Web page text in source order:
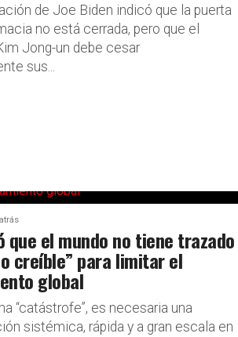
de Joe Biden indicó que la puerta
no está cerrada, pero que el
Jong-un debe cesar
sus...
que el mundo no tiene trazado
creíble” para limitar el
global
“catástrofe”, es necesaria una
sistémica, rápida y a gran escala en